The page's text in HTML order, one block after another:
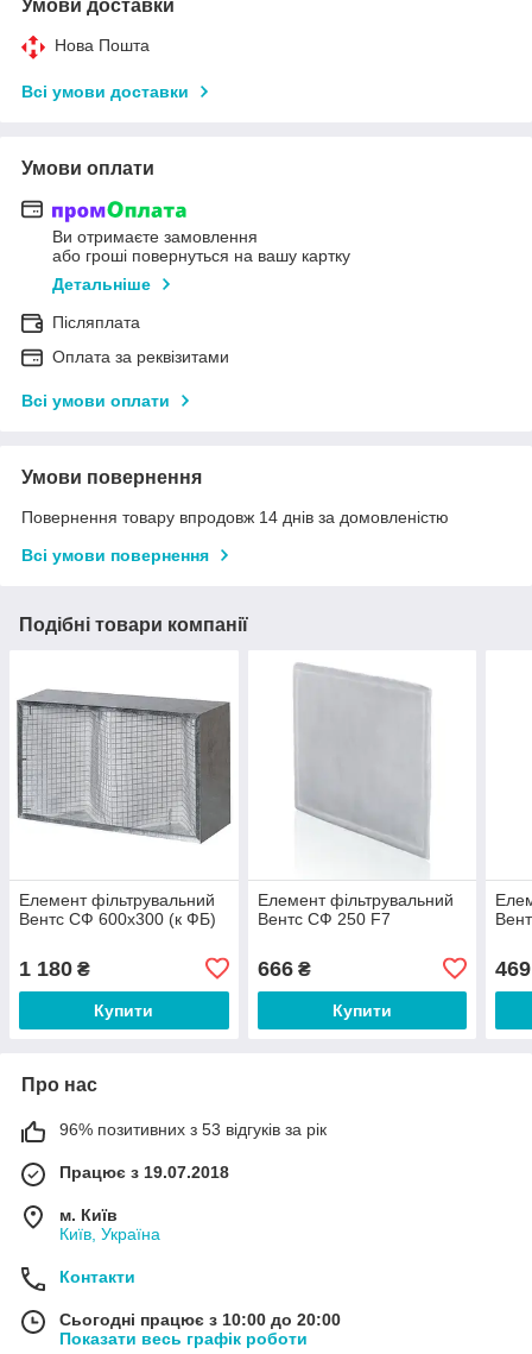
Умови доставки
Нова Пошта
Всі умови доставки
Умови оплати
Ви отримаєте замовлення
або гроші повернуться на вашу картку
Детальніше
Післяплата
Оплата за реквізитами
Всі умови оплати
Умови повернення
Повернення товару впродовж 14 днів за домовленістю
Всі умови повернення
Подібні товари компанії
Елемент фільтрувальний
Вентс СФ 600х300 (к ФБ)
1 180 ₴
Купити
Елемент фільтрувальний
Вентс СФ 250 F7
666₴
Купити
469
Про нас
96% позитивних з 53 відгуків за рік
Працює з 19.07.2018
м. Київ
Київ, Україна
Контакти
Сьогодні працює з 10:00 до 20:00
Показати весь графік роботи